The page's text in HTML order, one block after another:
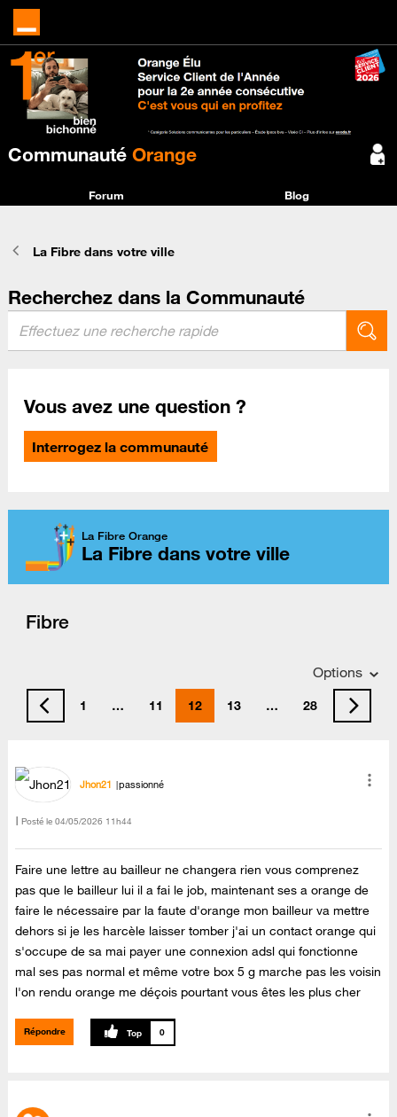
Communauté Orange
Forum Blog
La Fibre dans votre ville
Recherchez dans la Communauté
Vous avez une question ?
Interrogez la communauté
La Fibre Orange
La Fibre dans votre ville
Fibre
Options
1 … 11 12 13 … 28
Jhon21 passionné
Posté le ‎04/05/2026 11h44
Faire une lettre au bailleur ne changera rien vous comprenez
pas que le bailleur lui il a fai le job, maintenant ses a orange de
faire le nécessaire par la faute d'orange mon bailleur va mettre
dehors si je les harcèle laisser tomber j'ai un contact orange qui
s'occupe de sa mai payer une connexion adsl qui fonctionne
mal ses pas normal et même votre box 5 g marche pas les voisin
l'on rendu orange me déçois pourtant vous êtes les plus cher
Répondre 0